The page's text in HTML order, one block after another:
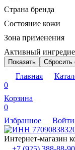
Страна бренда
Состояние кожи
Зона применения
Активный
Показать Сбросить
Главная
0
Корзина
0
Избранное
Войти
Интернет-магазин